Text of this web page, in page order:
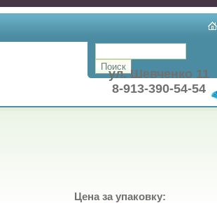
ул. Шевченко 11
8-913-390-54-54
Цена за упаковку: